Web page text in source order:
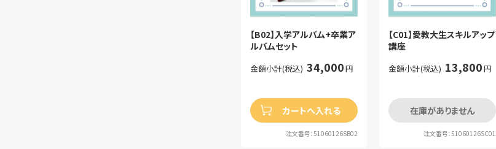
【B02】入学アルバム+卒業ア
ルバムセット
金額小計(税込) 34,000円
カートへ入れる
注文番号：51060126SB02
【C01】愛教大生スキルアップ
講座
金額小計(税込) 13,800円
在庫がありません
注文番号：51060126SC01